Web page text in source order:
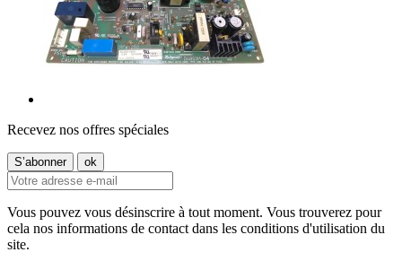
Recevez nos offres spéciales
Vous pouvez vous désinscrire à tout moment. Vous trouverez pour
cela nos informations de contact dans les conditions d'utilisation du
site.